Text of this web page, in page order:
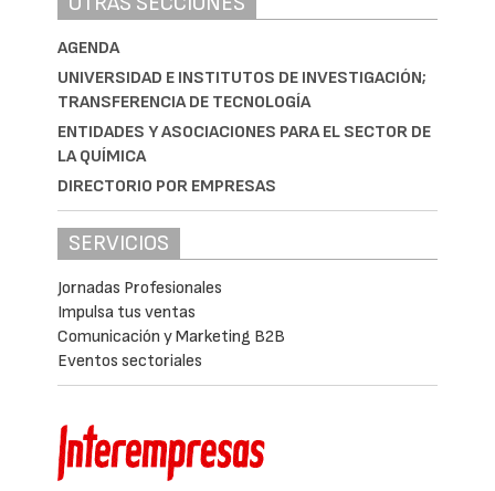
AGENDA
UNIVERSIDAD E INSTITUTOS DE INVESTIGACIÓN;
TRANSFERENCIA DE TECNOLOGÍA
ENTIDADES Y ASOCIACIONES PARA EL SECTOR DE
LA QUÍMICA
DIRECTORIO POR EMPRESAS
SERVICIOS
Jornadas Profesionales
Impulsa tus ventas
Comunicación y Marketing B2B
Eventos sectoriales